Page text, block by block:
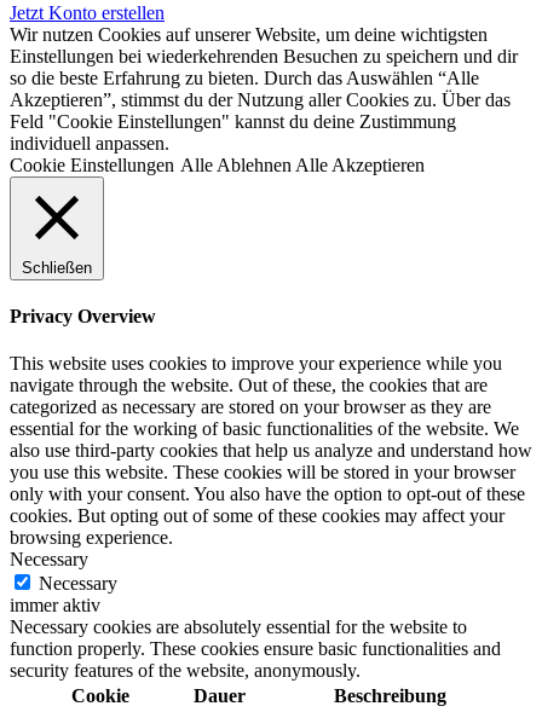
Jetzt Konto erstellen
Wir nutzen Cookies auf unserer Website, um deine wichtigsten
Einstellungen bei wiederkehrenden Besuchen zu speichern und dir
so die beste Erfahrung zu bieten. Durch das Auswählen “Alle
Akzeptieren”, stimmst du der Nutzung aller Cookies zu. Über das
Feld "Cookie Einstellungen" kannst du deine Zustimmung
individuell anpassen.
Cookie Einstellungen Alle Ablehnen Alle Akzeptieren
Schließen
Privacy Overview
This website uses cookies to improve your experience while you
navigate through the website. Out of these, the cookies that are
categorized as necessary are stored on your browser as they are
essential for the working of basic functionalities of the website. We
also use third-party cookies that help us analyze and understand how
you use this website. These cookies will be stored in your browser
only with your consent. You also have the option to opt-out of these
cookies. But opting out of some of these cookies may affect your
browsing experience.
Necessary
Necessary
immer aktiv
Necessary cookies are absolutely essential for the website to
function properly. These cookies ensure basic functionalities and
security features of the website, anonymously.
Cookie
Dauer
Beschreibung